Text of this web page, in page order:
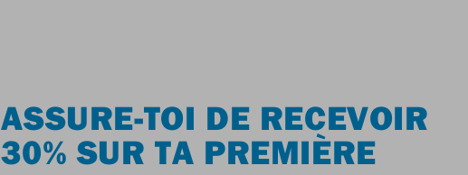
ASSURE-TOI DE RECEVOIR
30% SUR TA PREMIÈRE